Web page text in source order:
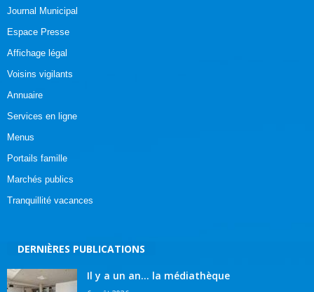
Journal Municipal
Espace Presse
Affichage légal
Voisins vigilants
Annuaire
Services en ligne
Menus
Portails famille
Marchés publics
Tranquillité vacances
DERNIÈRES PUBLICATIONS
Il y a un an… la médiathèque